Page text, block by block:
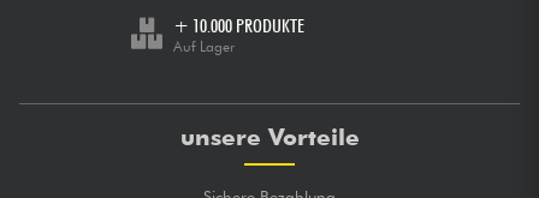
+ 10.000 PRODUKTE
Auf Lager
unsere Vorteile